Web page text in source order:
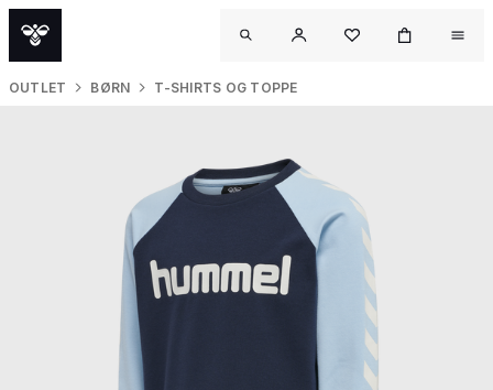
OUTLET BØRN T-SHIRTS OG TOPPE